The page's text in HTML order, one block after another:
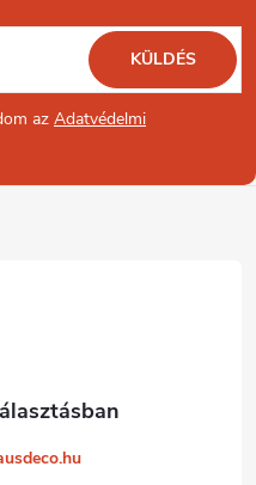
az Adatvédelmi
KÜLDÉS